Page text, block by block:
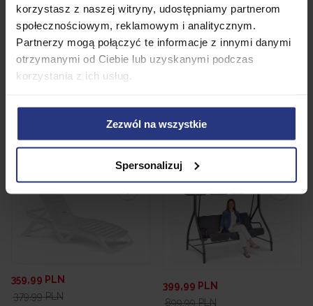
korzystasz z naszej witryny, udostępniamy partnerom
społecznościowym, reklamowym i analitycznym.
Partnerzy mogą połączyć te informacje z innymi danymi
otrzymanymi od Ciebie lub uzyskanymi podczas
korzystania z ich usług.
Zezwól na wszystkie
Spersonalizuj
459,99 PLN
Najniższa cena z 30 dni przed
obniżką:
Leżak Plażowy Ogrodowy z
PODUSZKĄ Haiti PROgarden
Antracyt
Dodaj do koszyka
Zestaw ogrodowy Risari 4
osobowy Komplet krzeseł +
stolik Bistro Meble ogrodowe
• Dostępny
Dodaj do koszyka
Promocja
359,99 PLN
379,99 PLN
Promocja
399,99 PLN
899,99 PLN